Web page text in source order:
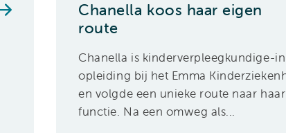
Chanella koos haar eigen
route
Chanella is kinderverpleegkundige-
opleiding bij het Emma
en volgde een unieke route naar haar
functie. Na een omweg als...